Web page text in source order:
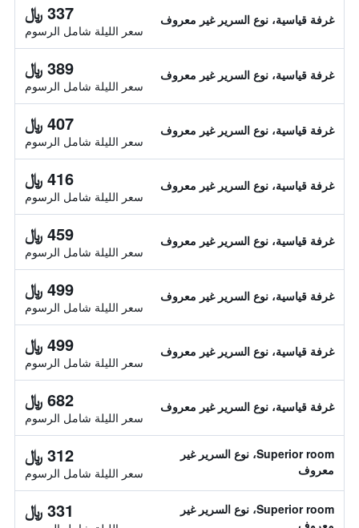
غرفة قياسية، نوع السرير غير معروف 337 ﷼
سعر الليلة شامل الرسوم
غرفة قياسية، نوع السرير غير معروف 389 ﷼
سعر الليلة شامل الرسوم
غرفة قياسية، نوع السرير غير معروف 407 ﷼
سعر الليلة شامل الرسوم
غرفة قياسية، نوع السرير غير معروف 416 ﷼
سعر الليلة شامل الرسوم
غرفة قياسية، نوع السرير غير معروف 459 ﷼
سعر الليلة شامل الرسوم
غرفة قياسية، نوع السرير غير معروف 499 ﷼
سعر الليلة شامل الرسوم
غرفة قياسية، نوع السرير غير معروف 499 ﷼
سعر الليلة شامل الرسوم
غرفة قياسية، نوع السرير غير معروف 682 ﷼
سعر الليلة شامل الرسوم
Superior room، نوع السرير غير
معروف
312 ﷼
سعر الليلة شامل الرسوم
Superior room، نوع السرير غير
معروف
331 ﷼